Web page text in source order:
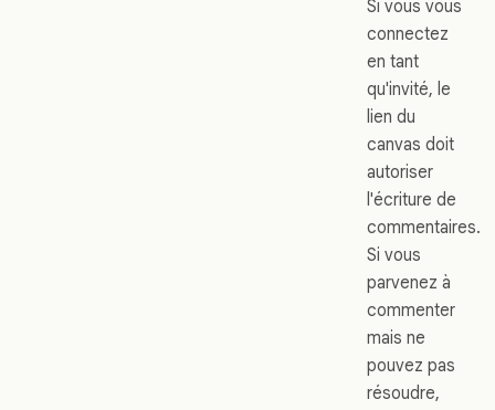
Si vous vous
connectez
en tant
qu'invité, le
lien du
canvas doit
autoriser
l'écriture de
commentaires.
Si vous
parvenez à
commenter
mais ne
pouvez pas
résoudre,